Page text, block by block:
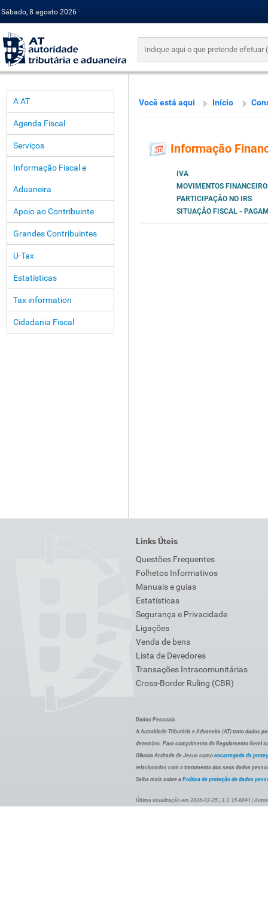
Sábado, 8 agosto 2026
A AT
Agenda Fiscal
Serviços
Informação Fiscal e
Aduaneira
Apoio ao Contribuinte
Grandes Contribuintes
U-Tax
Estatísticas
Tax information
Cidadania Fiscal
Você está aqui Início
Informação
IVA
MOVIMENTOS
PARTICIPAÇÃO NO IRS
SITUAÇÃO FISCAL -
Links Úteis
Questões Frequentes
Folhetos Informativos
Manuais e guias
Estatísticas
Segurança e Privacidade
Ligações
Venda de bens
Lista de Devedores
Transações Intracomunitárias
Cross-Border Ruling (CBR)
Dados Pessoais
A Autoridade Tributária e Aduaneira (AT) trata dados
dezembro. Para cumprimento do Regulamento Geral
Oliveira Andrade de Jesus como encarregada da
relacionadas com o tratamento dos seus dados
Saiba mais sobre a Política de proteção de dados
Última atualização em 2026-02-25 | 3.3.15-6041 |